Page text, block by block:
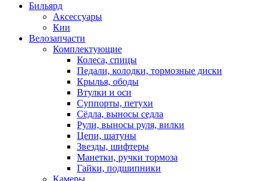
Бильярд
Аксессуары
Кии
Велозапчасти
Комплектующие
Колеса, спицы
Педали, колодки, тормозные диски
Крылья, ободы
Втулки и оси
Суппорты, петухи
Сёдла, выносы седла
Рули, выносы руля, вилки
Цепи, шатуны
Звезды, шифтеры
Манетки, ручки тормоза
Гайки, подшипники
Камеры